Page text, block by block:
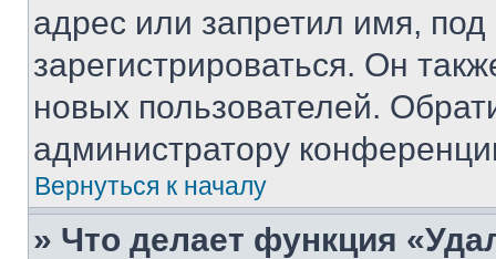
адрес или запретил имя,
зарегистрироваться. Он
новых пользователей.
администратору
Вернуться к началу
» Что делает функция